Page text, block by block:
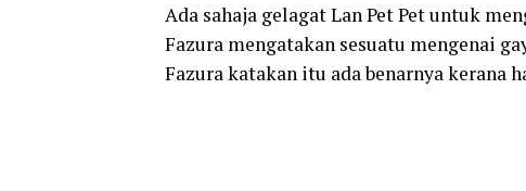
Ada sahaja gelagat Lan Pet Pet untuk
Fazura mengatakan sesuatu mengenai
Fazura katakan itu ada benarnya kerana